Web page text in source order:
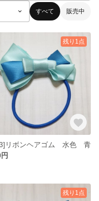
すべて 販売中
残り1点
リボンヘアゴム 水色 青
残り1点